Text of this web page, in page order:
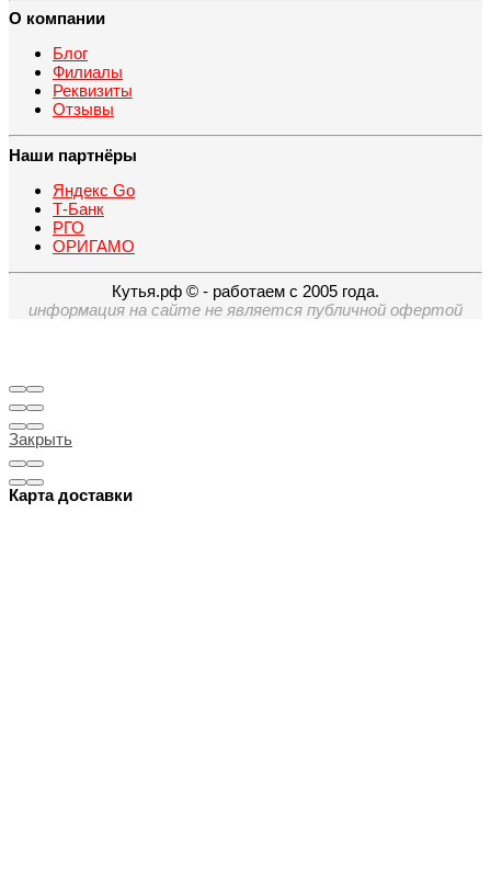
О компании
Блог
Филиалы
Реквизиты
Отзывы
Наши партнёры
Яндекс Go
Т-Банк
РГО
ОРИГАМО
Кутья.рф © - работаем с 2005 года.
информация на сайте не является публичной офертой
Закрыть
Карта доставки